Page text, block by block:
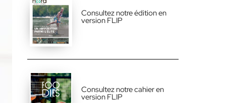
Consultez notre édition en
version FLIP
Consultez notre cahier en
version FLIP